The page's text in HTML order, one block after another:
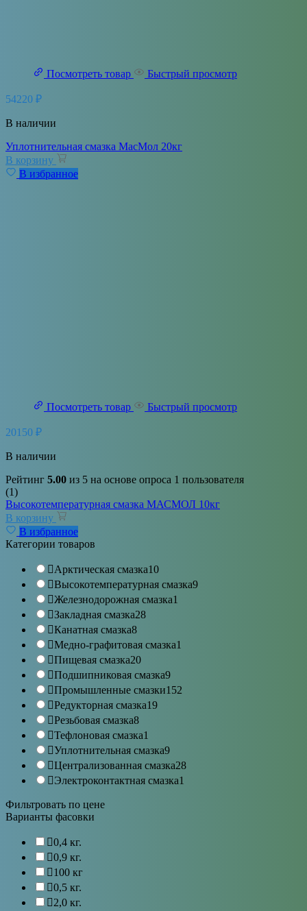
Посмотреть товар Быстрый просмотр
54220 ₽
В наличии
Уплотнительная смазка МасМол 20кг
В корзину
В избранное
Посмотреть товар Быстрый просмотр
20150 ₽
В наличии
Рейтинг 5.00 из 5 на основе опроса 1 пользователя
(1)
Высокотемпературная смазка МАСМОЛ 10кг
В корзину
В избранное
Категории товаров
Арктическая смазка10
Высокотемпературная смазка9
Железнодорожная смазка1
Закладная смазка28
Канатная смазка8
Медно-графитовая смазка1
Пищевая смазка20
Подшипниковая смазка9
Промышленные смазки152
Редукторная смазка19
Резьбовая смазка8
Тефлоновая смазка1
Уплотнительная смазка9
Централизованная смазка28
Электроконтактная смазка1
Фильтровать по цене
Варианты фасовки
0,4 кг.
0,9 кг.
100 кг
0,5 кг.
2,0 кг.